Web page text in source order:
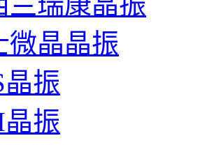
微晶晶振
晶振
振